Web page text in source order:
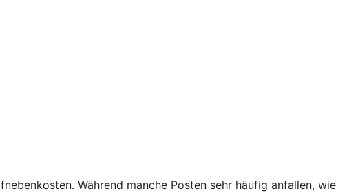
Während manche Posten sehr häufig anfallen, wie